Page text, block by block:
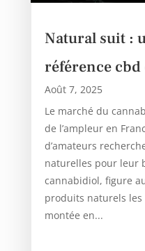
Natural suit :
référence cbd
Août 7, 2025
Le marché du
de l’ampleur en
d’amateurs
naturelles pour leur
cannabidiol, figure
produits naturels les
montée en...